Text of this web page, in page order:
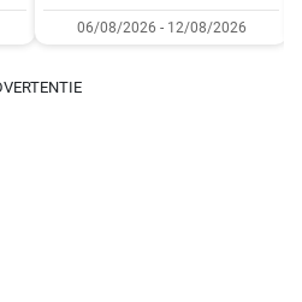
06/08/2026 - 12/08/2026